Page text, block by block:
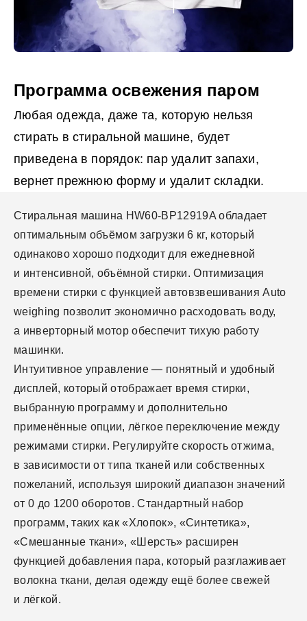
Программа освежения паром
Любая одежда, даже та, которую нельзя
стирать в стиральной машине, будет
приведена в порядок: пар удалит запахи,
вернет прежнюю форму и удалит складки.
Стиральная машина HW60-BP12919A обладает
оптимальным объёмом загрузки 6 кг, который
одинаково хорошо подходит для ежедневной
и интенсивной, объёмной стирки. Оптимизация
времени стирки с функцией автовзвешивания Auto
weighing позволит экономично расходовать воду,
а инверторный мотор обеспечит тихую работу
машинки.
Интуитивное управление — понятный и удобный
дисплей, который отображает время стирки,
выбранную программу и дополнительно
применённые опции, лёгкое переключение между
режимами стирки. Регулируйте скорость отжима,
в зависимости от типа тканей или собственных
пожеланий, используя широкий диапазон значений
от 0 до 1200 оборотов. Стандартный набор
программ, таких как «Хлопок», «Синтетика»,
«Смешанные ткани», «Шерсть» расширен
функцией добавления пара, который разглаживает
волокна ткани, делая одежду ещё более свежей
и лёгкой.